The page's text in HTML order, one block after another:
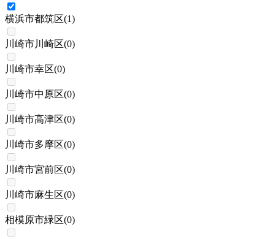
横浜市都筑区(1)
川崎市川崎区(0)
川崎市幸区(0)
川崎市中原区(0)
川崎市高津区(0)
川崎市多摩区(0)
川崎市宮前区(0)
川崎市麻生区(0)
相模原市緑区(0)